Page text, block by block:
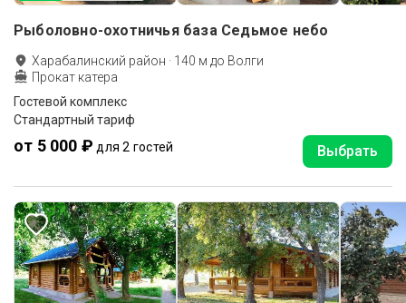
Рыболовно-охотничья база Седьмое небо
Харабалинский район · 140 м до Волги
Прокат катера
Гостевой комплекс
Стандартный тариф
от 5 000 ₽ для 2 гостей Выбрать